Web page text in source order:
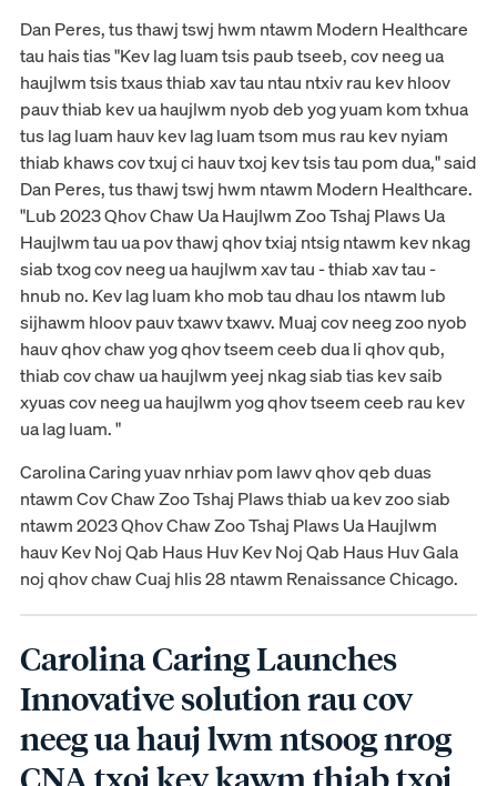
Dan Peres, tus thawj tswj hwm ntawm Modern Healthcare
tau hais tias "Kev lag luam tsis paub tseeb, cov neeg ua
haujlwm tsis txaus thiab xav tau ntau ntxiv rau kev hloov
pauv thiab kev ua haujlwm nyob deb yog yuam kom txhua
tus lag luam hauv kev lag luam tsom mus rau kev nyiam
thiab khaws cov txuj ci hauv txoj kev tsis tau pom dua," said
Dan Peres, tus thawj tswj hwm ntawm Modern Healthcare.
"Lub 2023 Qhov Chaw Ua Haujlwm Zoo Tshaj Plaws Ua
Haujlwm tau ua pov thawj qhov txiaj ntsig ntawm kev nkag
siab txog cov neeg ua haujlwm xav tau - thiab xav tau -
hnub no. Kev lag luam kho mob tau dhau los ntawm lub
sijhawm hloov pauv txawv txawv. Muaj cov neeg zoo nyob
hauv qhov chaw yog qhov tseem ceeb dua li qhov qub,
thiab cov chaw ua haujlwm yeej nkag siab tias kev saib
xyuas cov neeg ua haujlwm yog qhov tseem ceeb rau kev
ua lag luam. "
Carolina Caring yuav nrhiav pom lawv qhov qeb duas
ntawm Cov Chaw Zoo Tshaj Plaws thiab ua kev zoo siab
ntawm 2023 Qhov Chaw Zoo Tshaj Plaws Ua Haujlwm
hauv Kev Noj Qab Haus Huv Kev Noj Qab Haus Huv Gala
noj qhov chaw Cuaj hlis 28 ntawm Renaissance Chicago.
Carolina Caring Launches
Innovative solution rau cov
neeg ua hauj lwm ntsoog nrog
CNA txoj kev kawm thiab txoj